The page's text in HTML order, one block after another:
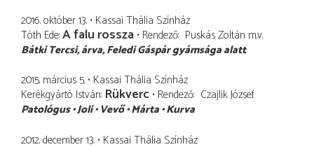
2016. október 13. Kassai Thália Színház
Tóth Ede A falu rossza Rendező Puskás Zoltán m.v.
Bátki Tercsi árva, Feledi Gáspár gyámsága alatt
2015. március 5. Kassai Thália Színház
Kerékgyártó István Rükverc Rendező Czajlik József
Patológus Joli Vevő Márta Kurva
2012. december 13. Kassai Thália Színház